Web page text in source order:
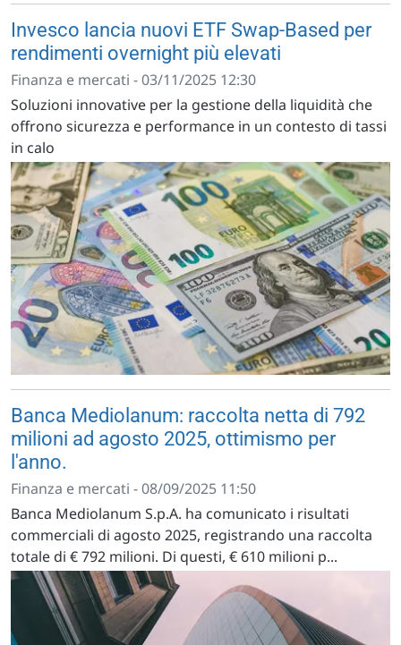
Invesco lancia nuovi ETF Swap-Based per
rendimenti overnight più elevati
Finanza e mercati - 03/11/2025 12:30
Soluzioni innovative per la gestione della liquidità che
offrono sicurezza e performance in un contesto di tassi
in calo
Banca Mediolanum: raccolta netta di 792
milioni ad agosto 2025, ottimismo per
l'anno.
Finanza e mercati - 08/09/2025 11:50
Banca Mediolanum S.p.A. ha comunicato i risultati
commerciali di agosto 2025, registrando una raccolta
totale di € 792 milioni. Di questi, € 610 milioni p...